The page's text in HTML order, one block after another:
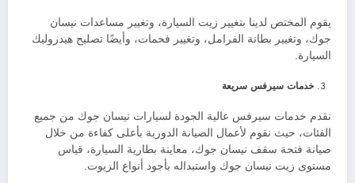
يقوم المختص لدينا بتغيير زيت السيارة، وتغيير مساعدات نيسان
جوك، وتغيير بطانة الفرامل، وتغيير فحمات، وأيضًا تصليح هيدروليك
السيارة.
خدمات سيرفس سريعة
نقدم خدمات سيرفس عالية الجودة لسيارات نيسان جوك من جميع
الفئات، حيث نقوم لأعمال الصيانة الدورية بأعلى كفاءة من خلال
صيانة فتحة سقف نيسان جوك، معاينة بطارية السيارة، قياس
مستوى زيت نيسان جوك واستبداله بأجود أنواع الزيوت.